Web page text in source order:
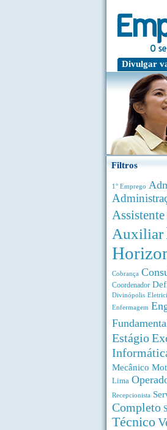
Divulgar
Filtros
1° Emprego
Assistente
Auxiliar
Cobrança
Coordenador
Divinópolis
Enfermagem
Estágio
Mecânico
Lima
Recepcionista
Completo
Técnico